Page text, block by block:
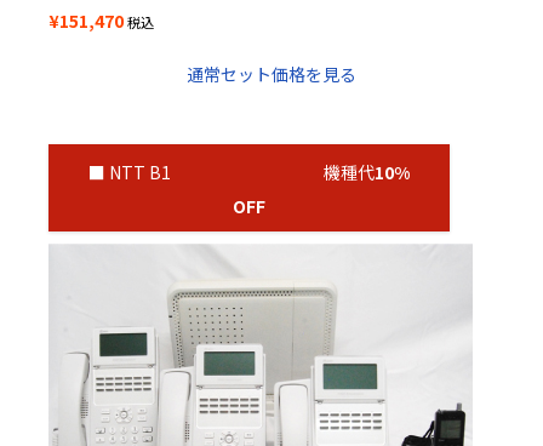
¥151,470税込
通常セット価格を見る
■ NTT B1 機種代10%
OFF